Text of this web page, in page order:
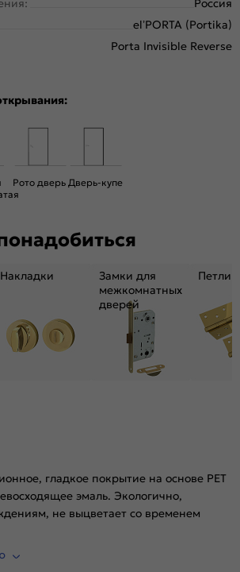
Россия
el’PORTA (Portika)
Porta Invisible Reverse
Алюминиевая черная матовая
Гладкая, матовая
Нет
Да
Высокая
проём:
Рото дверь Дверь-купе
Накладки
Замки для
межкомнатных
дверей
Петли
гладкое покрытие на основе PET
эмаль. Экологично,
не выцветает со временем
AGB, выполнена фрезеровка